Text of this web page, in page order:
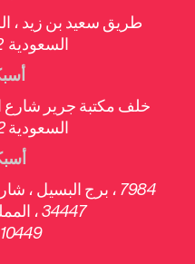
السعودية 00966118103772
خلف مكتبة جرير شارع
السعودية 00966112165522
7984 ، برج البسيل ،
34447 ، المملكة العربية السعودية